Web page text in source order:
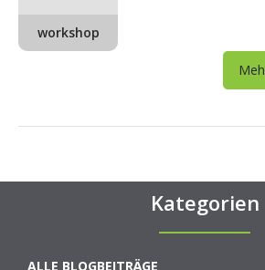
workshop
Kategorien
ALLE BLOGBEITRÄGE